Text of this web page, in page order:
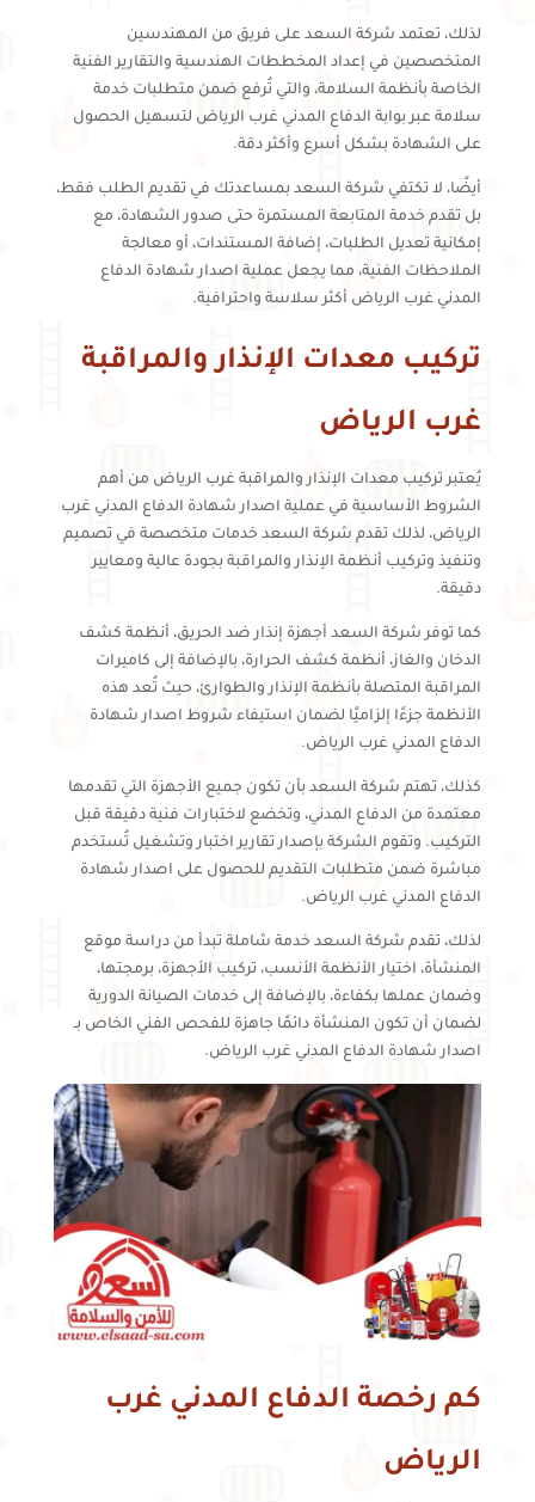
لذلك، تعتمد شركة السعد على فريق من المهندسين
المتخصصين في إعداد المخططات الهندسية والتقارير الفنية
الخاصة بأنظمة السلامة، والتي تُرفع ضمن متطلبات خدمة
سلامة عبر بوابة الدفاع المدني غرب الرياض لتسهيل الحصول
على الشهادة بشكل أسرع وأكثر دقة.
أيضًا، لا تكتفي شركة السعد بمساعدتك في تقديم الطلب فقط،
بل تقدم خدمة المتابعة المستمرة حتى صدور الشهادة، مع
إمكانية تعديل الطلبات، إضافة المستندات، أو معالجة
الملاحظات الفنية، مما يجعل عملية اصدار شهادة الدفاع
المدني غرب الرياض أكثر سلاسة واحترافية.
تركيب معدات الإنذار والمراقبة
غرب الرياض
يُعتبر تركيب معدات الإنذار والمراقبة غرب الرياض من أهم
الشروط الأساسية في عملية اصدار شهادة الدفاع المدني غرب
الرياض، لذلك تقدم شركة السعد خدمات متخصصة في تصميم
وتنفيذ وتركيب أنظمة الإنذار والمراقبة بجودة عالية ومعايير
دقيقة.
كما توفر شركة السعد أجهزة إنذار ضد الحريق، أنظمة كشف
الدخان والغاز، أنظمة كشف الحرارة، بالإضافة إلى كاميرات
المراقبة المتصلة بأنظمة الإنذار والطوارئ، حيث تُعد هذه
الأنظمة جزءًا إلزاميًا لضمان استيفاء شروط اصدار شهادة
الدفاع المدني غرب الرياض.
كذلك، تهتم شركة السعد بأن تكون جميع الأجهزة التي تقدمها
معتمدة من الدفاع المدني، وتخضع لاختبارات فنية دقيقة قبل
التركيب. وتقوم الشركة بإصدار تقارير اختبار وتشغيل تُستخدم
مباشرة ضمن متطلبات التقديم للحصول على اصدار شهادة
الدفاع المدني غرب الرياض.
لذلك، تقدم شركة السعد خدمة شاملة تبدأ من دراسة موقع
المنشأة، اختيار الأنظمة الأنسب، تركيب الأجهزة، برمجتها،
وضمان عملها بكفاءة، بالإضافة إلى خدمات الصيانة الدورية
لضمان أن تكون المنشأة دائمًا جاهزة للفحص الفني الخاص بـ
اصدار شهادة الدفاع المدني غرب الرياض.
كم رخصة الدفاع المدني غرب
الرياض